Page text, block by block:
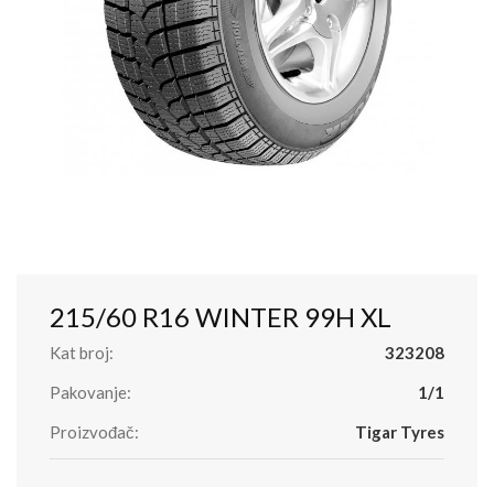
215/60 R16 WINTER 99H XL
Kat broj:
323208
Pakovanje:
1/1
Proizvođač:
Tigar Tyres